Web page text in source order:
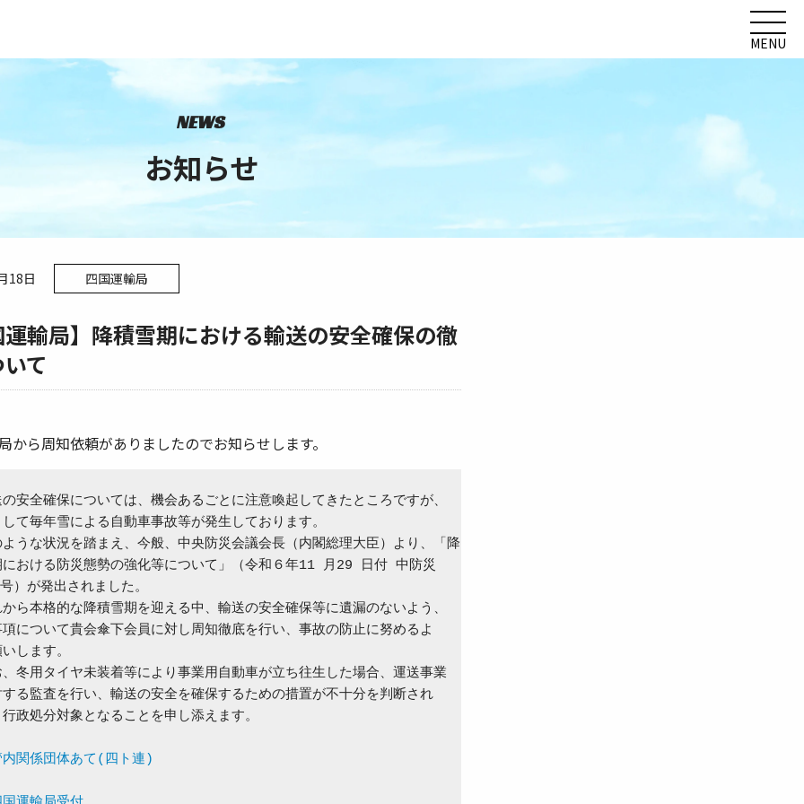
MENU
NEWS
お知らせ
18日 四国運輸局
輸局】降積雪期における輸送の安全確保の徹
て
から周知依頼がありましたのでお知らせします。
安全確保については、機会あるごとに注意喚起してきたところですが、
て毎年雪による自動車事故等が発生しております。
うな状況を踏まえ、今般、中央防災会議会長（内閣総理大臣）より、「降
における防災態勢の強化等について」（令和６年11 月29 日付 中防災
）が発出されました。
ら本格的な降積雪期を迎える中、輸送の安全確保等に遺漏のないよう、
について貴会傘下会員に対し周知徹底を行い、事故の防止に努めるよ
します。
冬用タイヤ未装着等により事業用自動車が立ち往生した場合、運送事業
る監査を行い、輸送の安全を確保するための措置が不十分を判断され
政処分対象となることを申し添えます。
内関係団体あて(四ト連)